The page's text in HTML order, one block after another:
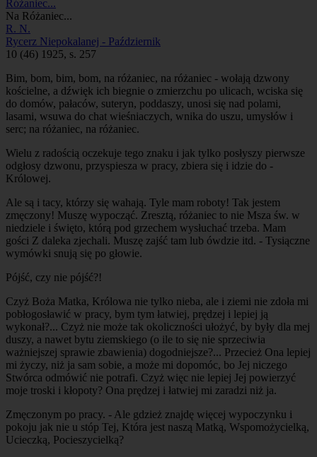
Różaniec...
Na Różaniec...
R. N.
Rycerz Niepokalanej - Październik
10 (46) 1925, s. 257
Bim, bom, bim, bom, na różaniec, na różaniec - wołają dzwony
kościelne, a dźwięk ich biegnie o zmierzchu po ulicach, wciska się
do domów, pałaców, suteryn, poddaszy, unosi się nad polami,
lasami, wsuwa do chat wieśniaczych, wnika do uszu, umysłów i
serc; na różaniec, na różaniec.
Wielu z radością oczekuje tego znaku i jak tylko posłyszy pierwsze
odgłosy dzwonu, przyspiesza w pracy, zbiera się i idzie do -
Królowej.
Ale są i tacy, którzy się wahają. Tyle mam roboty! Tak jestem
zmęczony! Muszę wypocząć. Zresztą, różaniec to nie Msza św. w
niedziele i święto, którą pod grzechem wysłuchać trzeba. Mam
gości Z daleka zjechali. Muszę zajść tam lub ówdzie itd. - Tysiączne
wymówki snują się po głowie.
Pójść, czy nie pójść?!
Czyż Boża Matka, Królowa nie tylko nieba, ale i ziemi nie zdoła mi
pobłogosławić w pracy, bym tym łatwiej, prędzej i lepiej ją
wykonał?... Czyż nie może tak okoliczności ułożyć, by były dla mej
duszy, a nawet bytu ziemskiego (o ile to się nie sprzeciwia
ważniejszej sprawie zbawienia) dogodniejsze?... Przecież Ona lepiej
mi życzy, niż ja sam sobie, a może mi dopomóc, bo Jej niczego
Stwórca odmówić nie potrafi. Czyż więc nie lepiej Jej powierzyć
moje troski i kłopoty? Ona prędzej i łatwiej mi zaradzi niż ja.
Zmęczonym po pracy. - Ale gdzież znajdę więcej wypoczynku i
pokoju jak nie u stóp Tej, Która jest naszą Matką, Wspomożycielką,
Ucieczką, Pocieszycielką?